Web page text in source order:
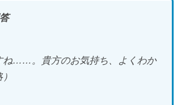
ね……。貴方のお気持ち、よくわか